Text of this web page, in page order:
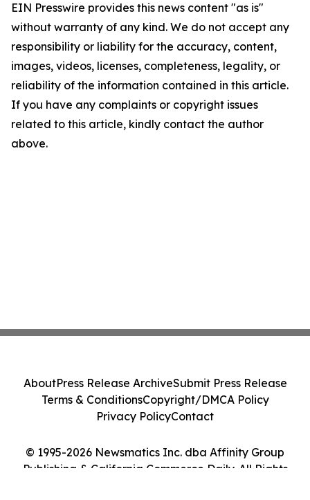
EIN Presswire provides this news content "as is"
without warranty of any kind. We do not accept any
responsibility or liability for the accuracy, content,
images, videos, licenses, completeness, legality, or
reliability of the information contained in this article.
If you have any complaints or copyright issues
related to this article, kindly contact the author
above.
© 1995-2026 Newsmatics Inc. dba Affinity Group
Publishing & California Commerce Daily. All Rights
AboutPress Release ArchiveSubmit Press Release
Terms & ConditionsCopyright/DMCA Policy
Privacy PolicyContact